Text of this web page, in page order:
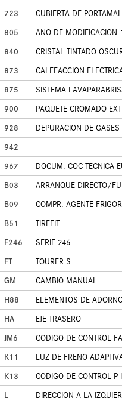
723
CUBIERTA DE
805
ANO DE MODIFICACION
840
CRISTAL TINTADO
873
CALEFACCION
875
SISTEMA
900
PAQUETE CROMADO
928
DEPURACION DE
942
967
DOCUM. COC TECNICA
B03
ARRANQUE DIRECTO/
B09
COMPR. AGENTE
B51
TIREFIT
F246
SERIE 246
FT
TOURER S
GM
CAMBIO MANUAL
H88
ELEMENTOS DE
HA
EJE TRASERO
JM6
CODIGO DE CONTROL
K11
LUZ DE FRENO
K13
CODIGO DE CONTROL
L
DIRECCION A LA